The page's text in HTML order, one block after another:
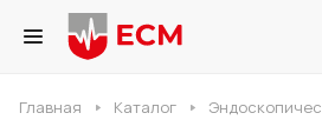
Главная Каталог